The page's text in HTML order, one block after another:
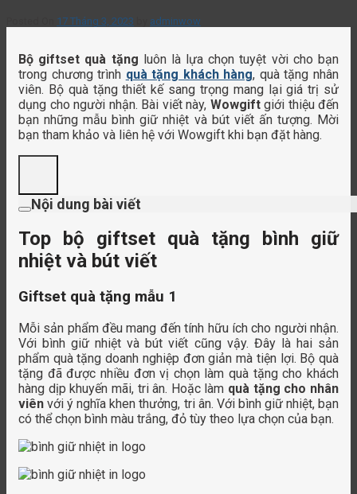
17 Tháng 3, 2023 adminwow
Bộ giftset quà tặng luôn là lựa chọn tuyệt vời cho bạn
trong chương trình quà tặng khách hàng, quà tặng nhân
viên. Bộ quà tặng thiết kế sang trọng mang lại giá trị sử
dụng cho người nhận. Bài viết này, Wowgiftgiới thiệu đến
bạn những mẫu bình giữ nhiệt và bút viết ấn tượng. Mời
bạn tham khảo và liên hệ với Wowgift khi bạn đặt hàng.
Nội dung bài viết
Top bộ giftset quà tặng bình giữ
nhiệt và bút viết
Giftset quà tặng mẫu 1
Mỗi sản phẩm đều mang đến tính hữu ích cho người nhận.
Với bình giữ nhiệt và bút viết cũng vậy. Đây là hai sản
phẩm quà tặng doanh nghiệp đơn giản mà tiện lợi. Bộ quà
tặng đã được nhiều đơn vị chọn làm quà tặng cho khách
hàng dịp khuyến mãi, tri ân. Hoặc làm quà tặng cho nhân
viên với ý nghĩa khen thưởng, tri ân. Với bình giữ nhiệt, bạn
có thể chọn bình màu trắng, đỏ tùy theo lựa chọn của bạn.